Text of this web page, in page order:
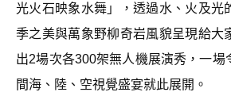
光火石映象水舞」，透過水、火及光
季之美與萬象野柳奇岩風貌呈現給大
出2場次各300架無人機展演秀，一場
間海、陸、空視覺盛宴就此展開。